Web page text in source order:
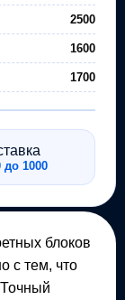
2500
1600
1700
до 1000
блоков
с тем, что